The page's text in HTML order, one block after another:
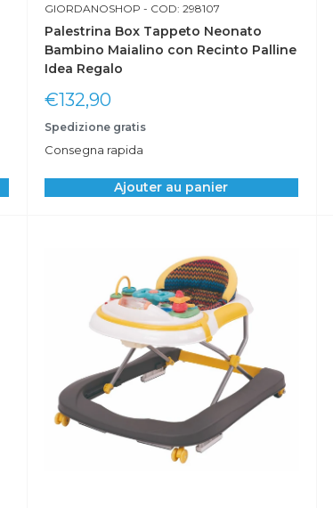
GIORDANOSHOP - COD: 298107
Palestrina Box Tappeto Neonato
Bambino Maialino con Recinto Palline
Idea Regalo
Prix
€132,90
Spedizione gratis
Consegna rapida
Ajouter au panier